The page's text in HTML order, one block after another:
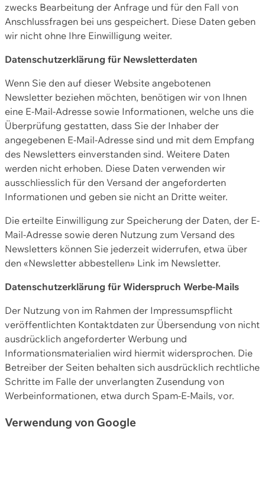
zwecks Bearbeitung der Anfrage und für den Fall von
Anschlussfragen bei uns gespeichert. Diese Daten geben
wir nicht ohne Ihre Einwilligung weiter.
Datenschutzerklärung für Newsletterdaten
Wenn Sie den auf dieser Website angebotenen
Newsletter beziehen möchten, benötigen wir von Ihnen
eine E-Mail-Adresse sowie Informationen, welche uns die
Überprüfung gestatten, dass Sie der Inhaber der
angegebenen E-Mail-Adresse sind und mit dem Empfang
des Newsletters einverstanden sind. Weitere Daten
werden nicht erhoben. Diese Daten verwenden wir
ausschliesslich für den Versand der angeforderten
Informationen und geben sie nicht an Dritte weiter.
Die erteilte Einwilligung zur Speicherung der Daten, der E-
Mail-Adresse sowie deren Nutzung zum Versand des
Newsletters können Sie jederzeit widerrufen, etwa über
den «Newsletter abbestellen» Link im Newsletter.
Datenschutzerklärung für Widerspruch Werbe-Mails
Der Nutzung von im Rahmen der Impressumspflicht
veröffentlichten Kontaktdaten zur Übersendung von nicht
ausdrücklich angeforderter Werbung und
Informationsmaterialien wird hiermit widersprochen. Die
Betreiber der Seiten behalten sich ausdrücklich rechtliche
Schritte im Falle der unverlangten Zusendung von
Werbeinformationen, etwa durch Spam-E-Mails, vor.
Verwendung von Google